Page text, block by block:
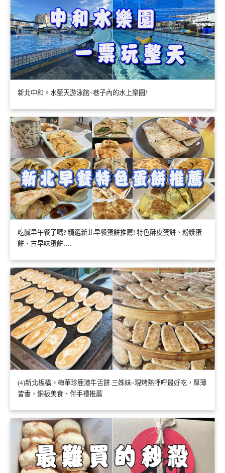
新北中和。水藍天游泳館~巷子內的水上樂園!
吃膩早午餐了嗎? 精選新北早餐蛋餅推薦! 特色酥皮蛋餅、粉漿蛋
餅、古早味蛋餅….
(4)新北板橋。梅華珍鹿港牛舌餅.三姊妹~現烤熱呼呼最好吃，厚薄
皆香，銅板美食、伴手禮推薦